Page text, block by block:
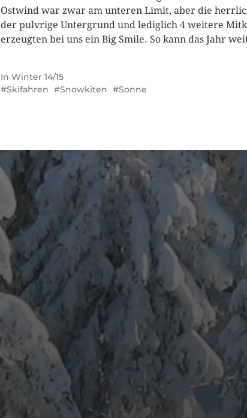
Ostwind war zwar am unteren Limit, aber die
der pulvrige Untergrund und lediglich 4 weitere
erzeugten bei uns ein Big Smile. So kann das Jahr
In Winter 14/15
Skifahren
Snowkiten Sonne